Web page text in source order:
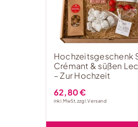
Hochzeitsgeschenk
Crémant & süßen
– Zur Hochzeit
62,80€
inkl. MwSt, zzgl.Versand